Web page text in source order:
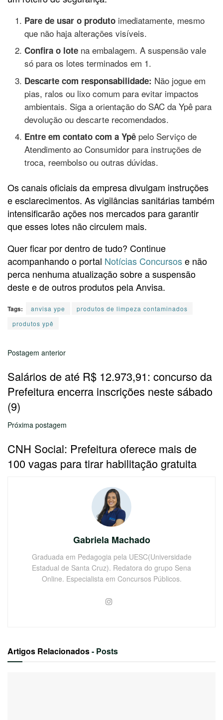
Pare de usar o produto imediatamente, mesmo
que não haja alterações visíveis.
Confira o lote na embalagem. A suspensão vale
só para os lotes terminados em 1.
Descarte com responsabilidade: Não jogue em
pias, ralos ou lixo comum para evitar impactos
ambientais. Siga a orientação do SAC da Ypê para
devolução ou descarte recomendados.
Entre em contato com a Ypê pelo Serviço de
Atendimento ao Consumidor para instruções de
troca, reembolso ou outras dúvidas.
Os canais oficiais da empresa divulgam instruções
e esclarecimentos. As vigilâncias sanitárias também
intensificarão ações nos mercados para garantir
que esses lotes não circulem mais.
Quer ficar por dentro de tudo? Continue
acompanhando o portal Notícias Concursose não
perca nenhuma atualização sobre a suspensão
deste e de outros produtos pela Anvisa.
Tags: anvisa ype
produtos de limpeza contaminados
produtos ypê
Postagem anterior
Salários de até R$ 12.973,91: concurso da
Prefeitura encerra inscrições neste sábado
(9)
Próxima postagem
CNH Social: Prefeitura oferece mais de
100 vagas para tirar habilitação gratuita
Gabriela Machado
Graduada em Pedagogia pela UESC(Universidade
Estadual de Santa Cruz). Redatora do grupo Sena
Online. Especialista em Concursos Públicos.
Artigos Relacionados- Posts